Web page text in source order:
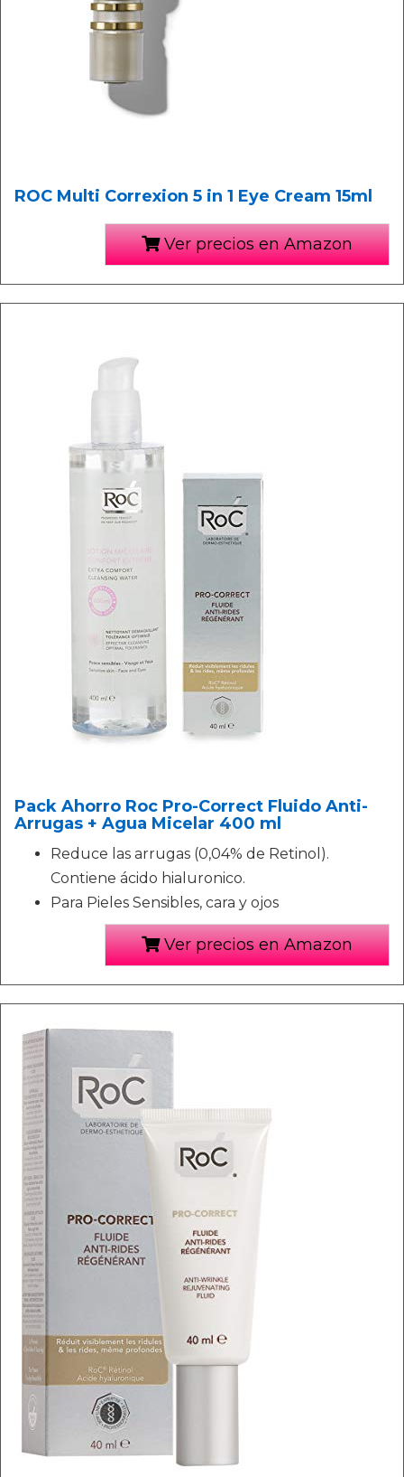
ROC Multi Correxion 5 in 1 Eye Cream 15ml
Ver precios en Amazon
Pack Ahorro Roc Pro-Correct Fluido Anti-
Arrugas + Agua Micelar 400 ml
Reduce las arrugas (0,04% de Retinol).
Contiene ácido hialuronico.
Para Pieles Sensibles, cara y ojos
Ver precios en Amazon